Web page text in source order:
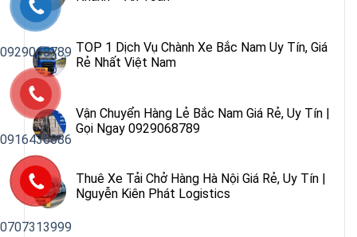
TOP 1 Dịch Vụ Chành Xe Bắc Nam Uy Tín, Giá
Rẻ Nhất Việt Nam
Vận Chuyển Hàng Lẻ Bắc Nam Giá Rẻ, Uy Tín |
Gọi Ngay 0929068789
Thuê Xe Tải Chở Hàng Hà Nội Giá Rẻ, Uy Tín |
Nguyễn Kiên Phát Logistics
0929068789
0916436086
0707313999